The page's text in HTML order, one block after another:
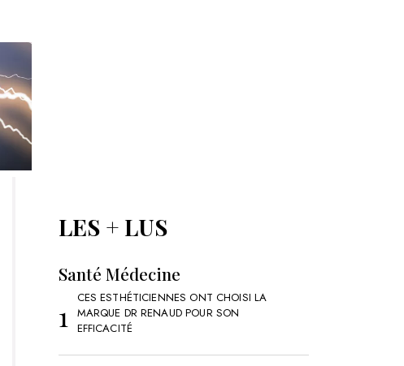
LES + LUS
Santé Médecine
CES ESTHÉTICIENNES ONT CHOISI LA
MARQUE DR RENAUD POUR SON
EFFICACITÉ